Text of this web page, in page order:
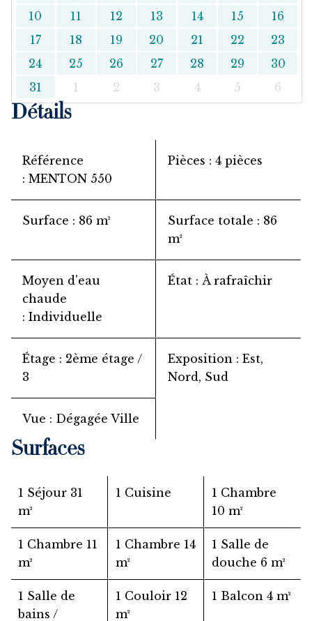
10
11 12 13 14 15
16
17
18 19 20 21 22
23
24
25 26 27 28 29
30
31
1 2 3 4 5 6
Détails
Référence
MENTON 550
Pièces 4 pièces
Surface 86 m² Surface totale
86
m²
Moyen d'eau
chaude
Individuelle
État À rafraîchir
Étage
2ème étage /
3
Exposition
Est,
Nord, Sud
Vue Dégagée Ville
Surfaces
1 Séjour 31
m²
1 Cuisine
1 Chambre
10 m²
1 Chambre 11
m²
1 Chambre 14
m²
1 Salle de
douche 6 m²
1 Salle de
bains /
1 Couloir 12
m²
1 Balcon4 m²